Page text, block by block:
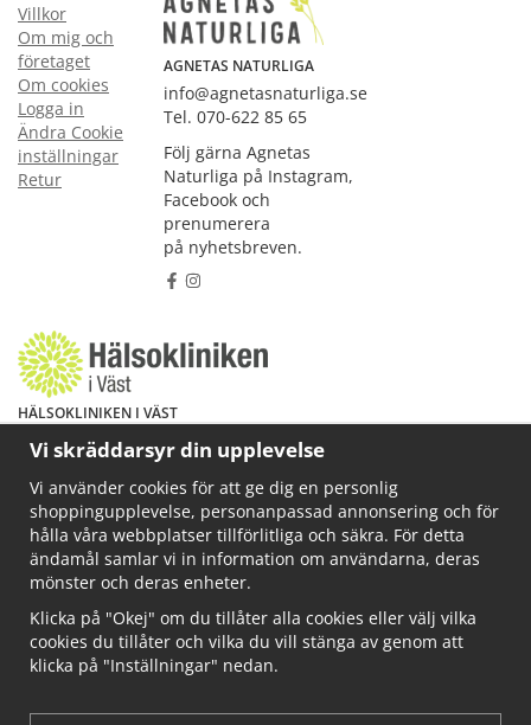
Villkor
Om mig och
företaget
Om cookies
Logga in
Ändra Cookie
inställningar
Retur
AGNETAS NATURLIGA
info@agnetasnaturliga.se
Tel. 070-622 85 65
Följ gärna Agnetas
Naturliga på Instagram,
Facebook och
prenumerera
på nyhetsbreven.
HÄLSOKLINIKEN I VÄST
Har du hälsoproblem? Fråga mig!
info@ahkliniken.se eller ring 070-622 85 65
Läs gärna mer på www.ahkliniken.se
Vi skräddarsyr din upplevelse
Vi använder cookies för att ge dig en personlig
shoppingupplevelse, personanpassad annonsering och för
hålla våra webbplatser tillförlitliga och säkra. För detta
ändamål samlar vi in information om användarna, deras
mönster och deras enheter.
Klicka på "Okej" om du tillåter alla cookies eller välj vilka
cookies du tillåter och vilka du vill stänga av genom att
klicka på "Inställningar" nedan.